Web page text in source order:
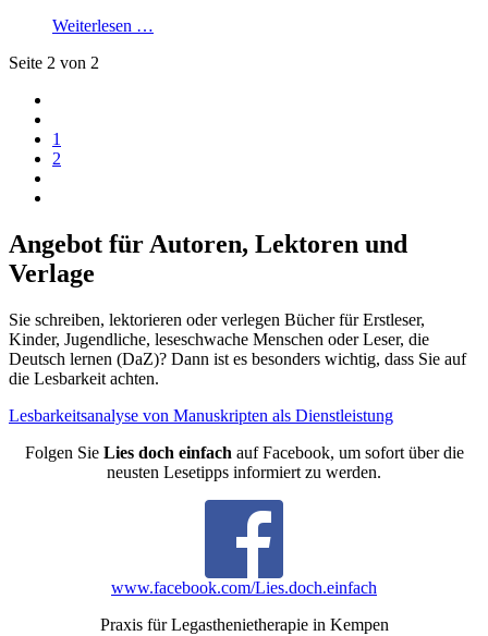
Weiterlesen …
Seite 2 von 2
1
2
Angebot für Autoren, Lektoren und
Verlage
Sie schreiben, lektorieren oder verlegen Bücher für Erstleser,
Kinder, Jugendliche, leseschwache Menschen oder Leser, die
Deutsch lernen (DaZ)? Dann ist es besonders wichtig, dass Sie auf
die Lesbarkeit achten.
Lesbarkeitsanalyse von Manuskripten als Dienstleistung
Folgen Sie Lies doch einfach auf Facebook, um sofort über die
neusten Lesetipps informiert zu werden.
www.facebook.com/Lies.doch.einfach
Praxis für Legasthenietherapie in Kempen